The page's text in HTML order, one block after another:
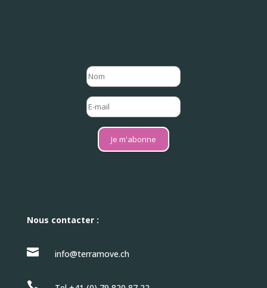
Je m'abonne
Nous contacter :
 info@terramove.ch
